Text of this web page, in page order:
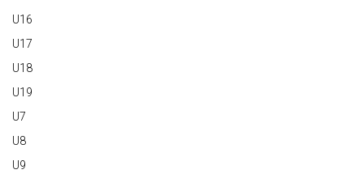
U16
U17
U18
U19
U7
U8
U9